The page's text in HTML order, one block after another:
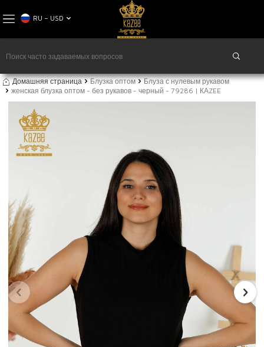
RU − USD
Домашняя страница Блузка оптом
Блуза с нулевым рукавом
женская блузка оптом - без рукавов - черный - 79286 | КАZEE